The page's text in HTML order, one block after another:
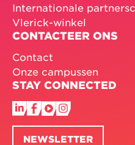
Internationale
Vlerick-winkel
CONTACTEER ONS
Contact
Onze campussen
STAY CONNECTED
NEWSLETTER